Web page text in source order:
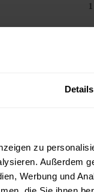
Details
zu
Außerdem
Werbung und
Verspielter Sooty